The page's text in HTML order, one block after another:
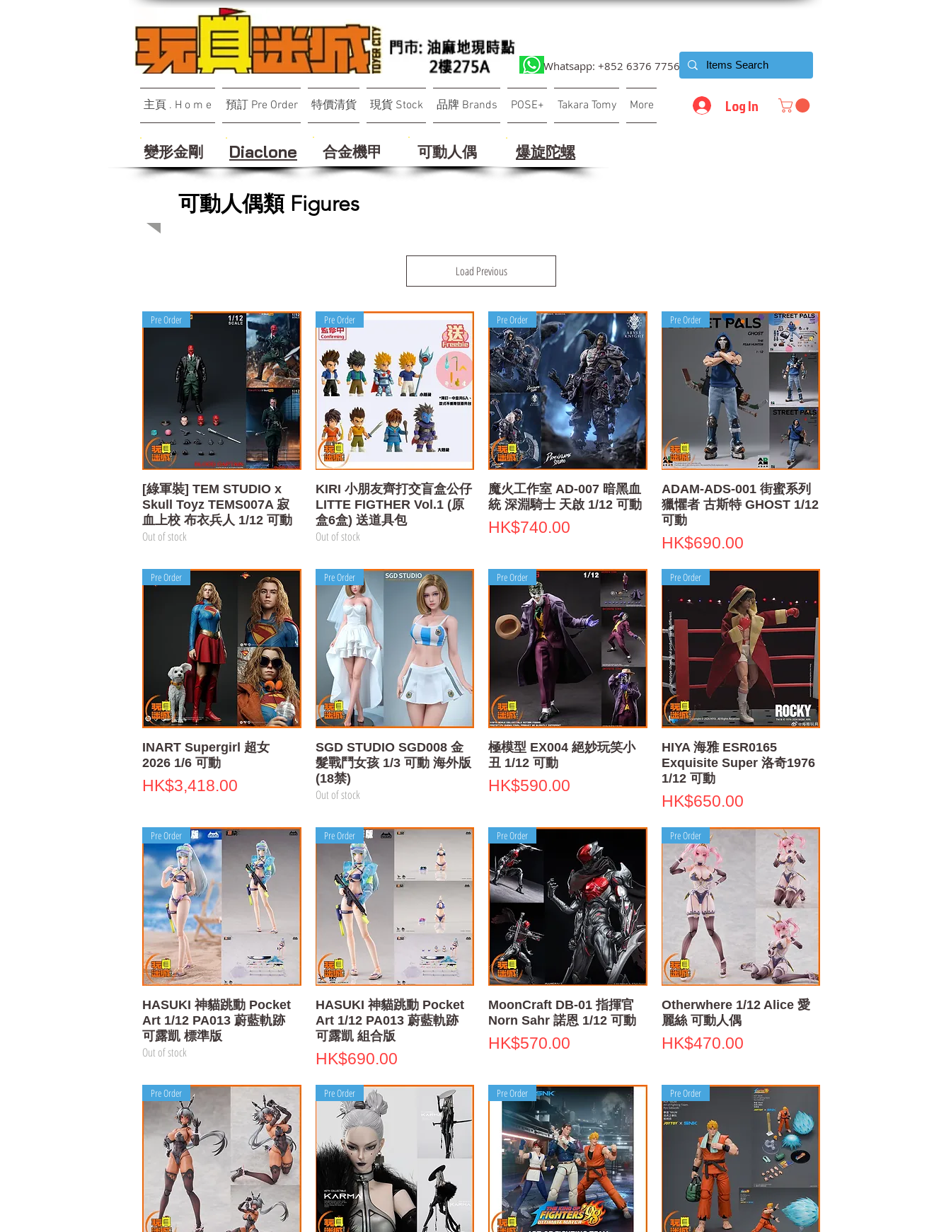
Whatsapp: +852 6376 7756
主頁 . H o m e 預訂 Pre Order 特價清貨 現貨 Stock 品牌 Brands POSE+ Takara Tomy More Log In
變形金剛 Diaclone 合金機甲 可動人偶 ​爆旋陀螺
可動人偶類 Figures
Load Previous
Quick View
Pre Order
[綠軍裝] TEM STUDIO x
Skull Toyz TEMS007A 寂
血上校 布衣兵人 1/12 可動
Out of stock
Quick View
Pre Order
KIRI 小朋友齊打交盲盒公仔
LITTE FIGTHER Vol.1 (原
盒6盒) 送道具包
Out of stock
Quick View
Pre Order
魔火工作室 AD-007 暗黑血
統 深淵騎士 天啟 1/12 可動
Price
HK$740.00
Quick View
Pre Order
ADAM-ADS-001 街蜜系列
獵懼者 古斯特 GHOST 1/12
可動
Price
HK$690.00
Quick View
Pre Order
INART Supergirl 超女
2026 1/6 可動
Price
HK$3,418.00
Quick View
Pre Order
SGD STUDIO SGD008 金
髮戰鬥女孩 1/3 可動 海外版
(18禁)
Out of stock
Quick View
Pre Order
極模型 EX004 絕妙玩笑小
丑 1/12 可動
Price
HK$590.00
Quick View
Pre Order
HIYA 海雅 ESR0165
Exquisite Super 洛奇1976
1/12 可動
Price
HK$650.00
Quick View
Pre Order
HASUKI 神貓跳動 Pocket
Art 1/12 PA013 蔚藍軌跡
可露凱 標準版
Out of stock
Quick View
Pre Order
HASUKI 神貓跳動 Pocket
Art 1/12 PA013 蔚藍軌跡
可露凱 組合版
Price
HK$690.00
Quick View
Pre Order
MoonCraft DB-01 指揮官
Norn Sahr 諾恩 1/12 可動
Price
HK$570.00
Quick View
Pre Order
Otherwhere 1/12 Alice 愛
麗絲 可動人偶
Price
HK$470.00
Pre Order Pre Order Pre Order Pre Order